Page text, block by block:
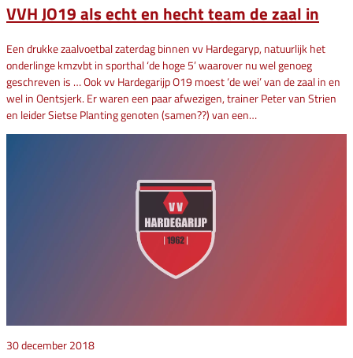
VVH JO19 als echt en hecht team de zaal in
Een drukke zaalvoetbal zaterdag binnen vv Hardegaryp, natuurlijk het
onderlinge kmzvbt in sporthal ‘de hoge 5’ waarover nu wel genoeg
geschreven is … Ook vv Hardegarijp O19 moest ‘de wei’ van de zaal in en
wel in Oentsjerk. Er waren een paar afwezigen, trainer Peter van Strien
en leider Sietse Planting genoten (samen??) van een…
30 december 2018